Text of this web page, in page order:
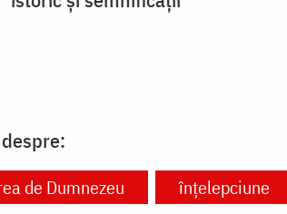
de Dumnezeu înțelepciune